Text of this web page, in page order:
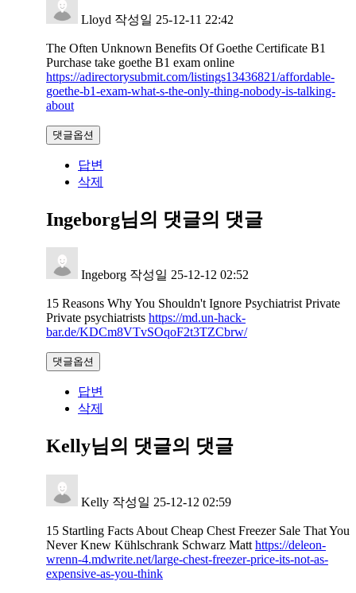
Lloyd 작성일 25-12-11 22:42
The Often Unknown Benefits Of Goethe Certificate B1
Purchase take goethe B1 exam online
https://adirectorysubmit.com/listings13436821/affordable-
goethe-b1-exam-what-s-the-only-thing-nobody-is-talking-
about
댓글옵션
답변
삭제
Ingeborg님의 댓글의 댓글
Ingeborg 작성일 25-12-12 02:52
15 Reasons Why You Shouldn't Ignore Psychiatrist Private
Private psychiatrists https://md.un-hack-
bar.de/KDCm8VTvSOqoF2t3TZCbrw/
댓글옵션
답변
삭제
Kelly님의 댓글의 댓글
Kelly 작성일 25-12-12 02:59
15 Startling Facts About Cheap Chest Freezer Sale That You
Never Knew Kühlschrank Schwarz Matt https://deleon-
wrenn-4.mdwrite.net/large-chest-freezer-price-its-not-as-
expensive-as-you-think